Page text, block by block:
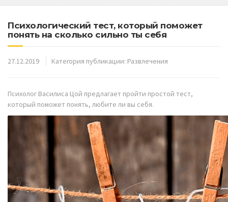
Психологический тест, который поможет
понять на сколько сильно ты себя
27.12.2019 Категория публикации: Развлечения
Психолог Василиса Цой предлагает пройти простой тест,
который поможет понять, любите ли вы себя.